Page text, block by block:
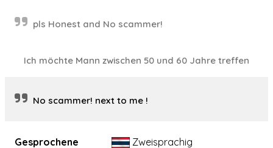
pls Honest and No scammer!
Ich möchte Mann zwischen 50 und 60 Jahre treffen
No scammer! next to me !
Gesprochene
Zweisprachig